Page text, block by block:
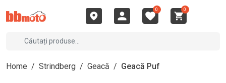
0 0
Home / Strindberg / Geacă / Geacă Puf